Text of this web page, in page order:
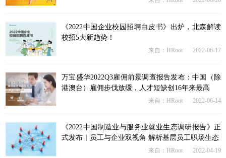
《2022中国企业校园招聘白皮书》出炉，北森解读
校招5大新趋势！
来自：HRoot 2022-06-17
万宝盛华2022Q3雇佣前景调查报告发布：中国（除
港澳台）雇佣步伐放缓，人才短缺创16年来最高
来自：HRoot 2022-06-14
《2022中国制造业与服务业就业生态调研报告》正
式发布｜员工与企业双视角 解析基层员工职场生态
来自：HRoot 2022-04-19